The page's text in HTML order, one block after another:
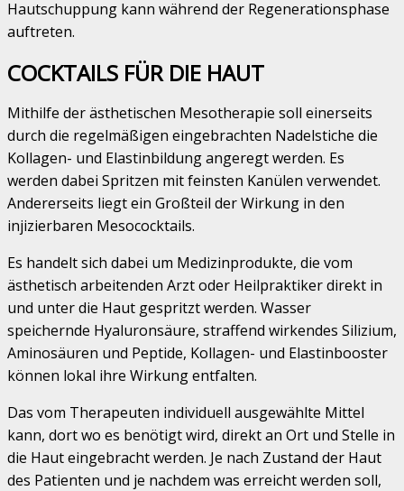
Hautschuppung kann während der Regenerationsphase
auftreten.
COCKTAILS FÜR DIE HAUT
Mithilfe der ästhetischen Mesotherapie soll einerseits
durch die regelmäßigen eingebrachten Nadelstiche die
Kollagen- und Elastinbildung angeregt werden. Es
werden dabei Spritzen mit feinsten Kanülen verwendet.
Andererseits liegt ein Großteil der Wirkung in den
injizierbaren Mesococktails.
Es handelt sich dabei um Medizinprodukte, die vom
ästhetisch arbeitenden Arzt oder Heilpraktiker direkt in
und unter die Haut gespritzt werden. Wasser
speichernde Hyaluronsäure, straffend wirkendes Silizium,
Aminosäuren und Peptide, Kollagen- und Elastinbooster
können lokal ihre Wirkung entfalten.
Das vom Therapeuten individuell ausgewählte Mittel
kann, dort wo es benötigt wird, direkt an Ort und Stelle in
die Haut eingebracht werden. Je nach Zustand der Haut
des Patienten und je nachdem was erreicht werden soll,